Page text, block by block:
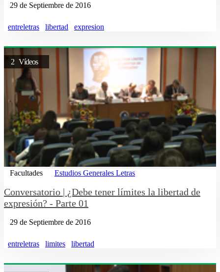
29 de Septiembre de 2016
entreletras libertad expresion
2 Vídeos
Facultades Estudios Generales Letras
Conversatorio | ¿Debe tener límites la libertad de
expresión? - Parte 01
29 de Septiembre de 2016
entreletras limites libertad